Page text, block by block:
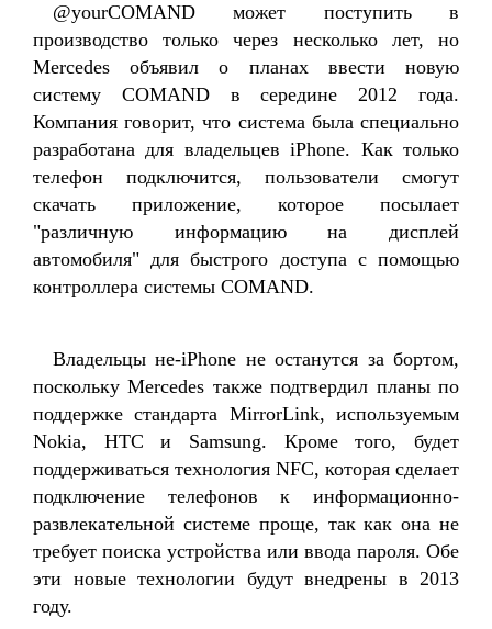
@yourCOMAND может поступить в
производство только через несколько лет, но
Mercedes объявил о планах ввести новую
систему COMAND в середине 2012 года.
Компания говорит, что система была специально
разработана для владельцев iPhone. Как только
телефон подключится, пользователи смогут
скачать приложение, которое посылает
"различную информацию на дисплей
автомобиля" для быстрого доступа с помощью
контроллера системы COMAND.
Владельцы не-iPhone не останутся за бортом,
поскольку Mercedes также подтвердил планы по
поддержке стандарта MirrorLink, используемым
Nokia, HTC и Samsung. Кроме того, будет
поддерживаться технология NFC, которая сделает
подключение телефонов к информационно-
развлекательной системе проще, так как она не
требует поиска устройства или ввода пароля. Обе
эти новые технологии будут внедрены в 2013
году.